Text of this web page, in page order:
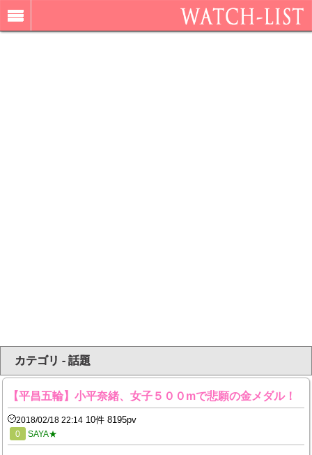
カテゴリ - 話題
【平昌五輪】小平奈緒、女子５００mで悲願の金メダル！
2018/02/18 22:14 10件 8195pv
0 SAYA★